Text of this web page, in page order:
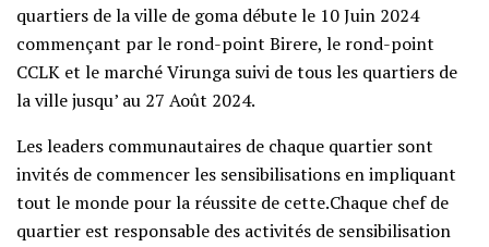
quartiers de la ville de goma débute le 10 Juin 2024
commençant par le rond-point Birere, le rond-point
CCLK et le marché Virunga suivi de tous les quartiers de
la ville jusqu’ au 27 Août 2024.
Les leaders communautaires de chaque quartier sont
invités de commencer les sensibilisations en impliquant
tout le monde pour la réussite de cette.Chaque chef de
quartier est responsable des activités de sensibilisation